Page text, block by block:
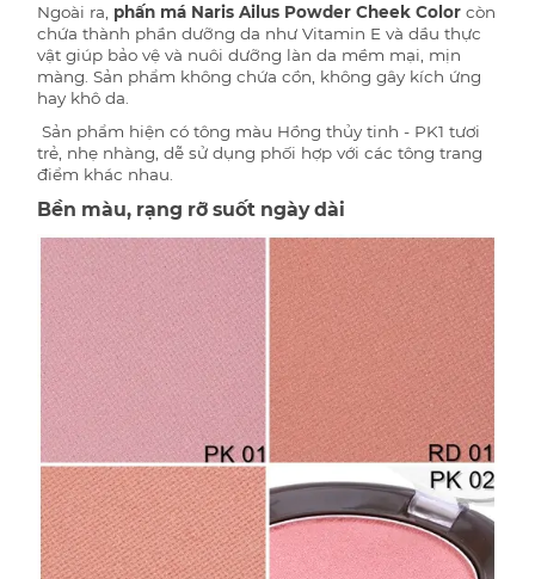
Ngoài ra, phấn má Naris Ailus Powder Cheek Color còn
chứa thành phần dưỡng da như Vitamin E và dầu thực
vật giúp bảo vệ và nuôi dưỡng làn da mềm mại, mịn
màng. Sản phẩm không chứa cồn, không gây kích ứng
hay khô da.
Sản phẩm hiện có tông màu Hồng thủy tinh - PK1 tươi
trẻ, nhẹ nhàng, dễ sử dụng phối hợp với các tông trang
điểm khác nhau.
Bền màu, rạng rỡ suốt ngày dài